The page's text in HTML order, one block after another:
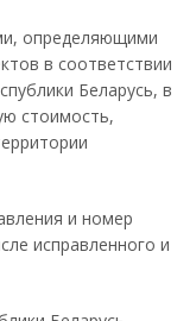
определяющими
в соответствии
Беларусь, в
стоимость,
и номер
исправленного и